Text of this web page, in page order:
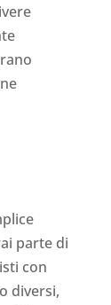
parte di
con
diversi,